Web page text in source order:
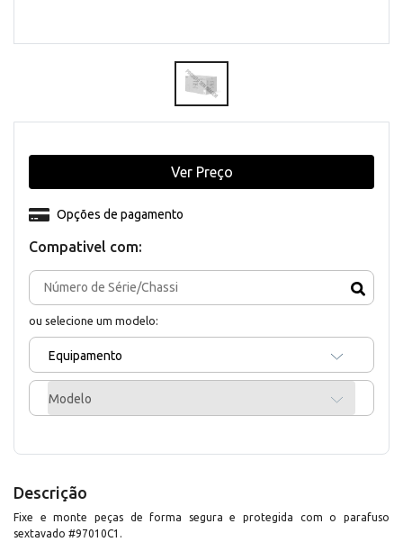
Compativel com:
ou selecione um modelo:
Equipamento
Modelo
Opções de pagamento
Ver Preço
Descrição
Fixe e monte peças de forma segura e protegida com o parafuso
sextavado #97010C1.